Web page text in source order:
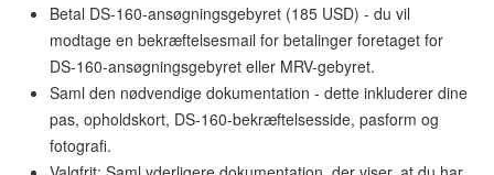
Betal DS-160-ansøgningsgebyret (185 USD) - du vil
modtage en bekræftelsesmail for betalinger foretaget for
DS-160-ansøgningsgebyret eller MRV-gebyret.
Saml den nødvendige dokumentation - dette inkluderer dine
pas, opholdskort, DS-160-bekræftelsesside, pasform og
fotografi.